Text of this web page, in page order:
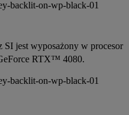
jest wyposażony w procesor
RTX™ 4080.